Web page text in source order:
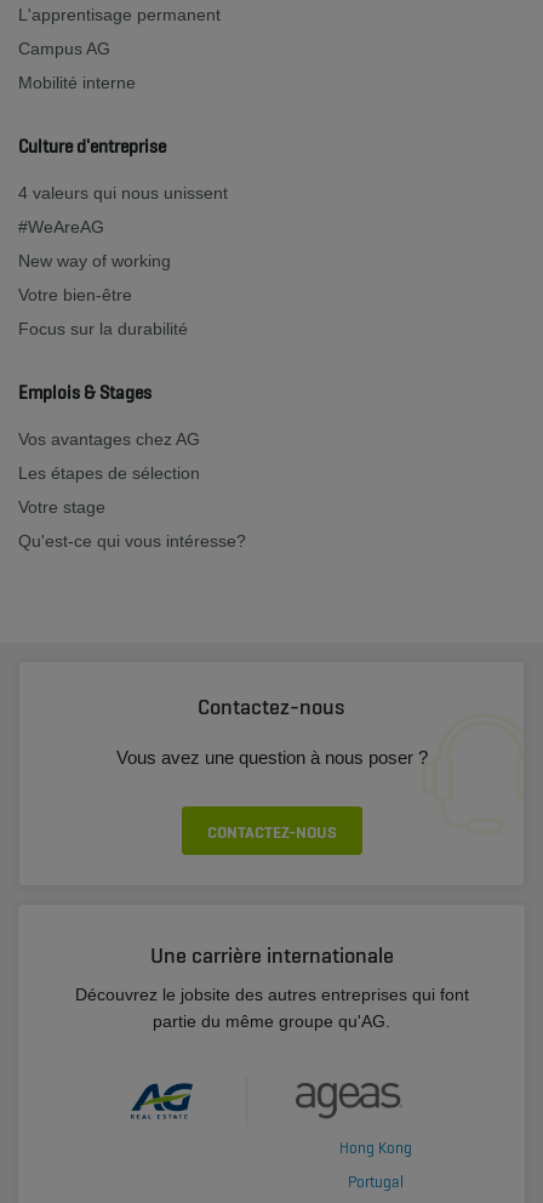
L'apprentisage permanent
Campus AG
Mobilité interne
Culture d'entreprise
4 valeurs qui nous unissent
#WeAreAG
New way of working
Votre bien-être
Focus sur la durabilité
Emplois & Stages
Vos avantages chez AG
Les étapes de sélection
Votre stage
Qu'est-ce qui vous intéresse?
Contactez-nous
Vous avez une question à nous poser ?
CONTACTEZ-NOUS
Une carrière internationale
Découvrez le jobsite des autres entreprises qui font
partie du même groupe qu'AG.
Hong Kong
Portugal